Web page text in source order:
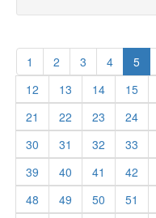
1 2 3 4 5
12
13 14 15
21
22 23 24
30
31 32 33
39
40 41 42
48
49 50 51